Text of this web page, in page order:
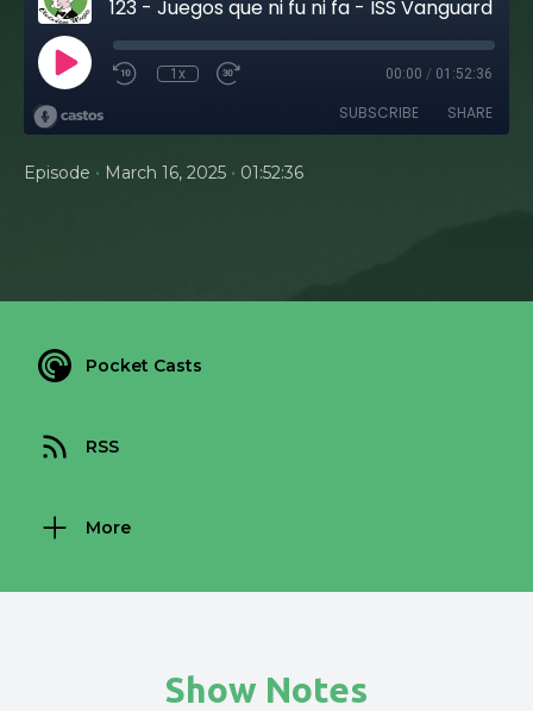
1x 00:00 / 01:52:36
SUBSCRIBE SHARE
Episode • March 16, 2025 • 01:52:36
Pocket Casts
RSS
More
Show Notes